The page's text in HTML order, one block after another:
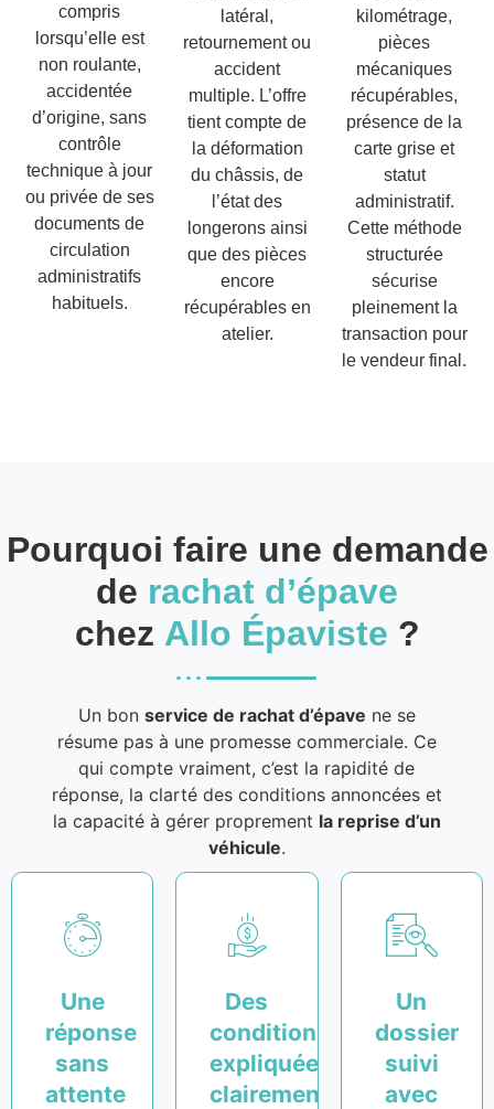
compris
lorsqu’elle est
non roulante,
accidentée
d’origine, sans
contrôle
technique à jour
ou privée de ses
documents de
circulation
administratifs
habituels.
latéral,
retournement ou
accident
multiple. L’offre
tient compte de
la déformation
du châssis, de
l’état des
longerons ainsi
que des pièces
encore
récupérables en
atelier.
kilométrage,
pièces
mécaniques
récupérables,
présence de la
carte grise et
statut
administratif.
Cette méthode
structurée
sécurise
pleinement la
transaction pour
le vendeur final.
Pourquoi faire une demande
de rachat d’épave
chez Allo Épaviste ?
Un bon service de rachat d’épave ne se
résume pas à une promesse commerciale. Ce
qui compte vraiment, c’est la rapidité de
réponse, la clarté des conditions annoncées et
la capacité à gérer proprement la reprise d’un
véhicule.
Une
réponse
sans
attente
Des
conditions
expliquées
clairement
Un
dossier
suivi
avec